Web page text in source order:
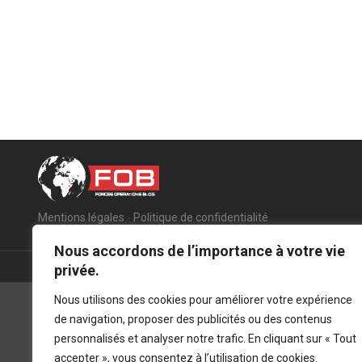
Nous accordons de l’importance à votre vie
privée.
Nous utilisons des cookies pour améliorer votre expérience
de navigation, proposer des publicités ou des contenus
personnalisés et analyser notre trafic. En cliquant sur « Tout
accepter », vous consentez à l’utilisation de cookies.
Mentions légales - Politique de confidentialité